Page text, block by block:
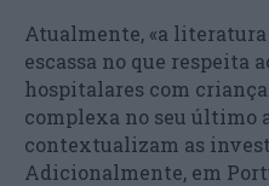
Atualmente, «a
escassa no que respeita
hospitalares com
complexa no seu último
contextualizam as
Adicionalmente, em